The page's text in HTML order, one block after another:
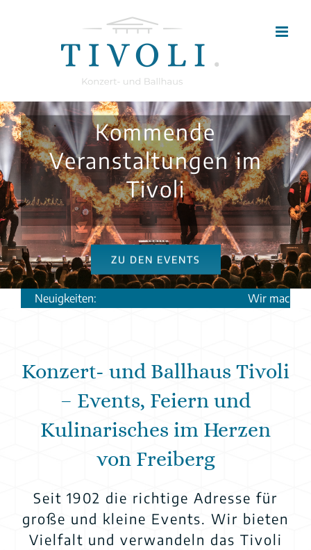
Kommende
Veranstaltungen im
Tivoli
ZU DEN EVENTS
Neuigkeiten: Wir machen
Konzert- und Ballhaus Tivoli
– Events, Feiern und
Kulinarisches im Herzen
von Freiberg
Seit 1902 die richtige Adresse für
große und kleine Events. Wir bieten
Vielfalt und verwandeln das Tivoli